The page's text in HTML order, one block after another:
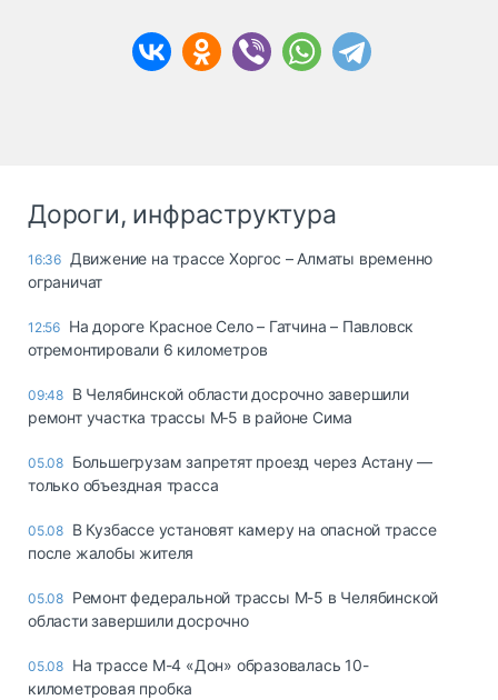
Дороги, инфраструктура
16:36 Движение на трассе Хоргос – Алматы временно
ограничат
12:56 На дороге Красное Село – Гатчина – Павловск
отремонтировали 6 километров
09:48 В Челябинской области досрочно завершили
ремонт участка трассы М‑5 в районе Сима
05.08 Большегрузам запретят проезд через Астану —
только объездная трасса
05.08 В Кузбассе установят камеру на опасной трассе
после жалобы жителя
05.08 Ремонт федеральной трассы М-5 в Челябинской
области завершили досрочно
05.08 На трассе М-4 «Дон» образовалась 10-
километровая пробка